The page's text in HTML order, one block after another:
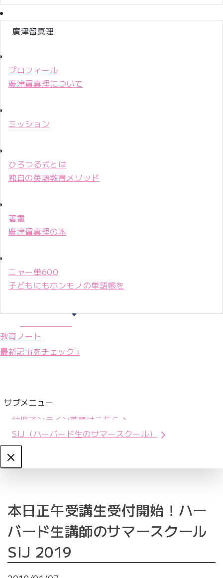
廣津留真理
プロフィール
廣津留真理について
ミッション
ひろつる式とは
独自の英語教育メソッド
著書
廣津留真理の本
ニャー単600
子どもにもホンモノの単語帳を
教育ノート
最新記事をチェック ›
サブメニュー
幼児オンライン英語はこちら
SIJ（ハーバード生のサマースクール）
Close
本日正午受講生受付開始！ハー
バード生講師のサマースクール
SIJ 2019